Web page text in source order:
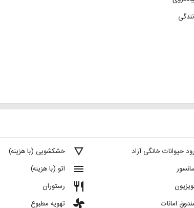
details خشکشویی (با هزینه)
menu اتو (با هزینه)
restaurant رستوران
toys تهویه مطبوع
حیوانات خانگی آزاد
امانات